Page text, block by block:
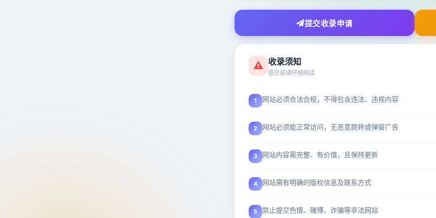
提交收录申请
收录须知
提交前请仔细阅读
1 网站必须合法合规，不得包含违法、违规内容
2 网站必须能正常访问，无恶意跳转或弹窗广告
3 网站内容需完整、有价值，且保持更新
4 网站需有明确的版权信息及联系方式
5 禁止提交色情、赌博、诈骗等非法网站